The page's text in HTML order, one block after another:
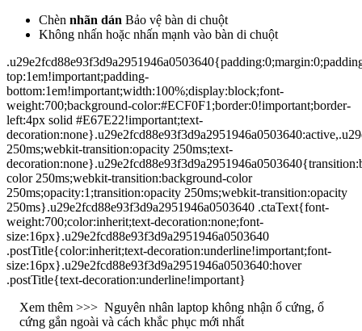
Chèn nhãn dán Bảo vệ bàn di chuột
Không nhấn hoặc nhấn mạnh vào bàn di chuột
top:1em!important;padding-
bottom:1em!important;width:100%;display:block;font-
weight:700;background-color:#ECF0F1;border:0!important;border-
left:4px solid #E67E22!important;text-
250ms;webkit-transition:opacity 250ms;text-
color 250ms;webkit-transition:background-color
250ms;opacity:1;transition:opacity 250ms;webkit-transition:opacity
250ms}.u29e2fcd88e93f3d9a2951946a0503640 .ctaText{font-
weight:700;color:inherit;text-decoration:none;font-
size:16px}.u29e2fcd88e93f3d9a2951946a0503640
.postTitle{color:inherit;text-decoration:underline!important;font-
size:16px}.u29e2fcd88e93f3d9a2951946a0503640:hover
.postTitle{text-decoration:underline!important}
Xem thêm >>> Nguyên nhân laptop không nhận ổ cứng, ổ
cứng gắn ngoài và cách khắc phục mới nhất